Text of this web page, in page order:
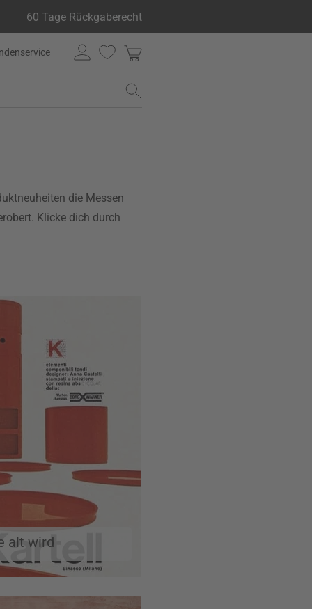
60 Tage Rückgaberecht
die Messen
Klicke dich durch
alt wird